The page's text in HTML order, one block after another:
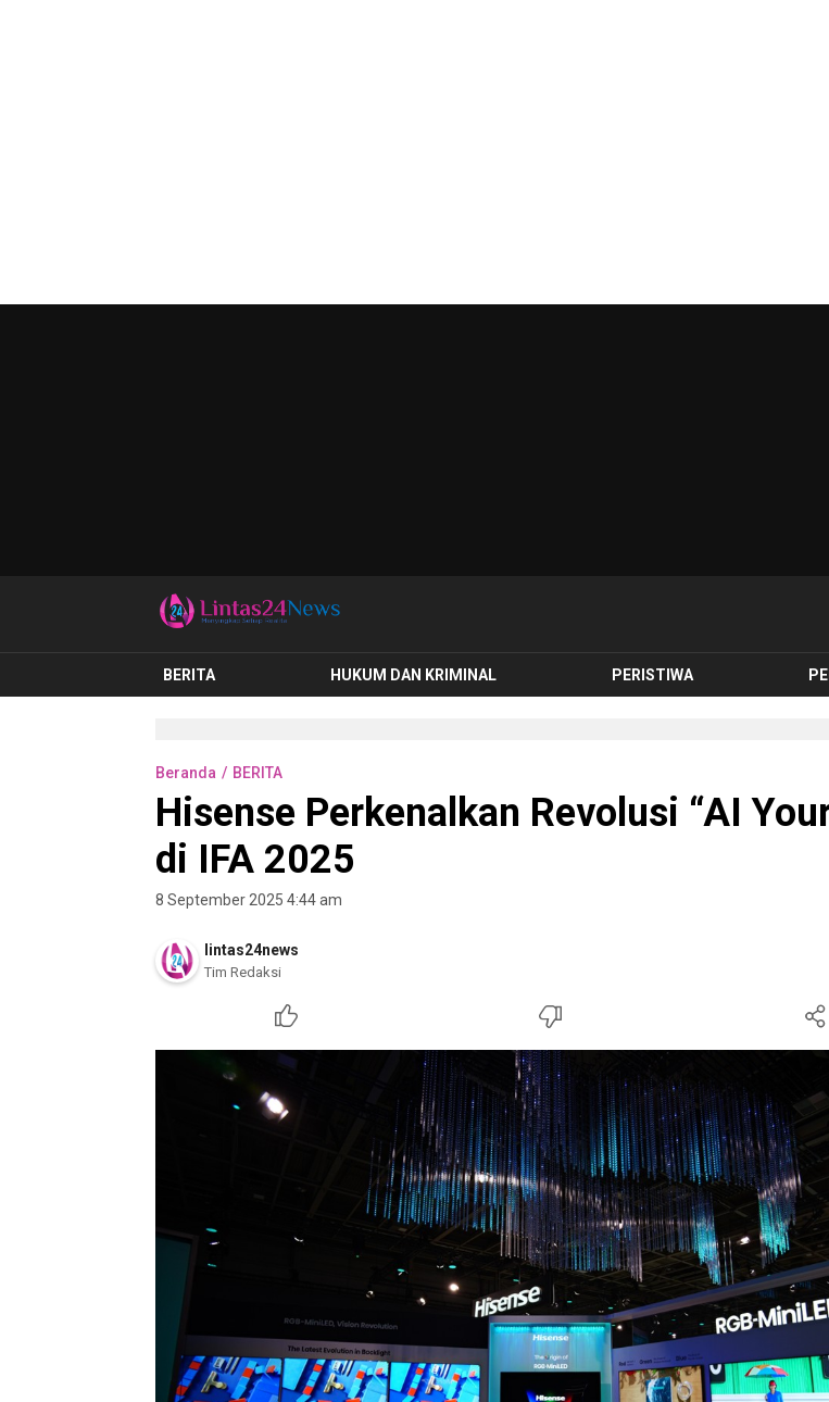
lintas24news.com
Menyingkap Setiap Realita
BERITA HUKUM DAN KRIMINAL PERISTIWA
Beranda BERITA
Hisense Perkenalkan Revolusi “AI
di IFA 2025
8 September 2025 4:44 am
lintas24news
Tim Redaksi